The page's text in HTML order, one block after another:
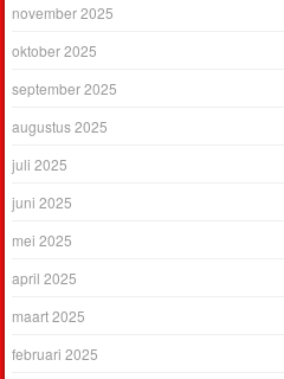
november 2025
oktober 2025
september 2025
augustus 2025
juli 2025
juni 2025
mei 2025
april 2025
maart 2025
februari 2025